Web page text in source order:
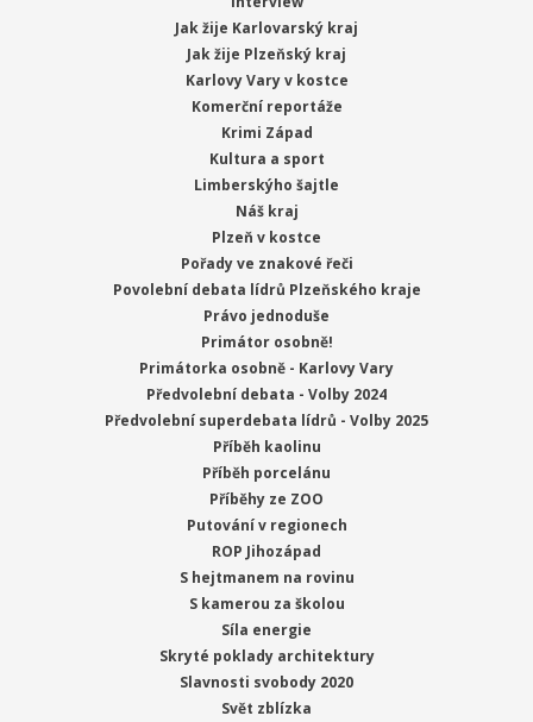
Jak žije Karlovarský kraj
Jak žije Plzeňský kraj
Karlovy Vary v kostce
Komerční reportáže
Krimi Západ
Kultura a sport
Limberskýho šajtle
Náš kraj
Plzeň v kostce
Pořady ve znakové řeči
Povolební debata lídrů Plzeňského kraje
Právo jednoduše
Primátor osobně!
Primátorka osobně - Karlovy Vary
Předvolební debata - Volby 2024
Předvolební superdebata lídrů - Volby 2025
Příběh kaolinu
Příběh porcelánu
Příběhy ze ZOO
Putování v regionech
ROP Jihozápad
S hejtmanem na rovinu
S kamerou za školou
Síla energie
Skryté poklady architektury
Slavnosti svobody 2020
Svět zblízka